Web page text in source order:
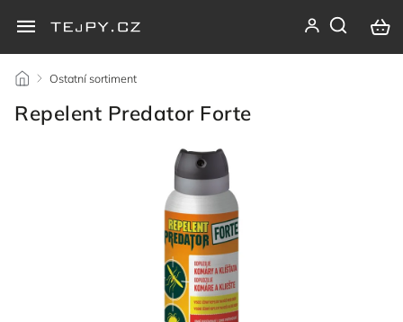
/ Ostatní sortiment
Repelent Predator Forte